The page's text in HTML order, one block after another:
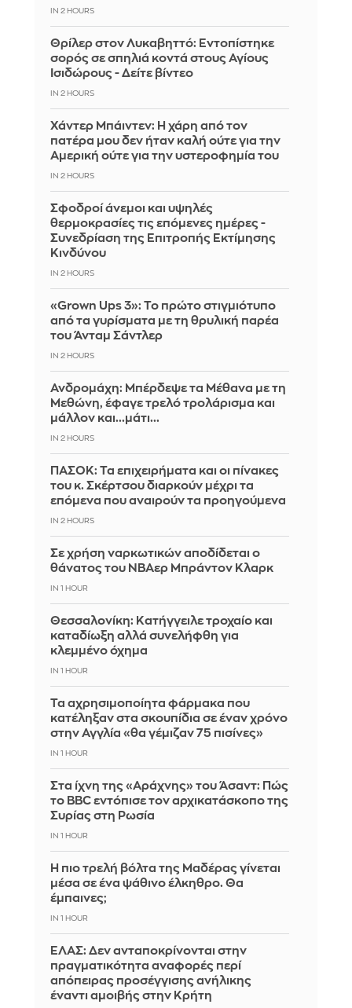
IN 2 HOURS
Θρίλερ στον Λυκαβηττό: Εντοπίστηκε
σορός σε σπηλιά κοντά στους Αγίους
Ισιδώρους - Δείτε βίντεο
IN 2 HOURS
Χάντερ Μπάιντεν: Η χάρη από τον
πατέρα μου δεν ήταν καλή ούτε για την
Αμερική ούτε για την υστεροφημία του
IN 2 HOURS
Σφοδροί άνεμοι και υψηλές
θερμοκρασίες τις επόμενες ημέρες -
Συνεδρίαση της Επιτροπής Εκτίμησης
Κινδύνου
IN 2 HOURS
«Grown Ups 3»: Το πρώτο στιγμιότυπο
από τα γυρίσματα με τη θρυλική παρέα
του Άνταμ Σάντλερ
IN 2 HOURS
Ανδρομάχη: Μπέρδεψε τα Μέθανα με τη
Μεθώνη, έφαγε τρελό τρολάρισμα και
μάλλον και...μάτι...
IN 2 HOURS
ΠΑΣΟΚ: Τα επιχειρήματα και οι πίνακες
του κ. Σκέρτσου διαρκούν μέχρι τα
επόμενα που αναιρούν τα προηγούμενα
IN 2 HOURS
Σε χρήση ναρκωτικών αποδίδεται ο
θάνατος του ΝΒΑερ Μπράντον Κλαρκ
IN 1 HOUR
Θεσσαλονίκη: Κατήγγειλε τροχαίο και
καταδίωξη αλλά συνελήφθη για
κλεμμένο όχημα
IN 1 HOUR
Τα αχρησιμοποίητα φάρμακα που
κατέληξαν στα σκουπίδια σε έναν χρόνο
στην Αγγλία «θα γέμιζαν 75 πισίνες»
IN 1 HOUR
Στα ίχνη της «Αράχνης» του Άσαντ: Πώς
το BBC εντόπισε τον αρχικατάσκοπο της
Συρίας στη Ρωσία
IN 1 HOUR
Η πιο τρελή βόλτα της Μαδέρας γίνεται
μέσα σε ένα ψάθινο έλκηθρο. Θα
έμπαινες;
IN 1 HOUR
ΕΛΑΣ: Δεν ανταποκρίνονται στην
πραγματικότητα αναφορές περί
απόπειρας προσέγγισης ανήλικης
έναντι αμοιβής στην Κρήτη